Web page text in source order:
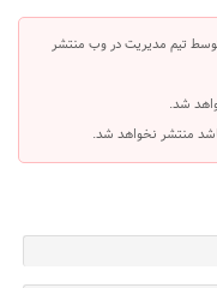
تیم مدیریت در وب منتشر
شد.
منتشر نخواهد شد.